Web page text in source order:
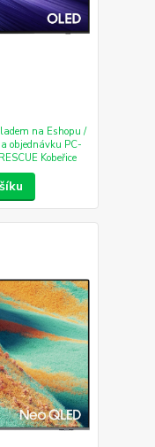
na Eshopu /
objednávku PC-
RESCUE Kobeřice